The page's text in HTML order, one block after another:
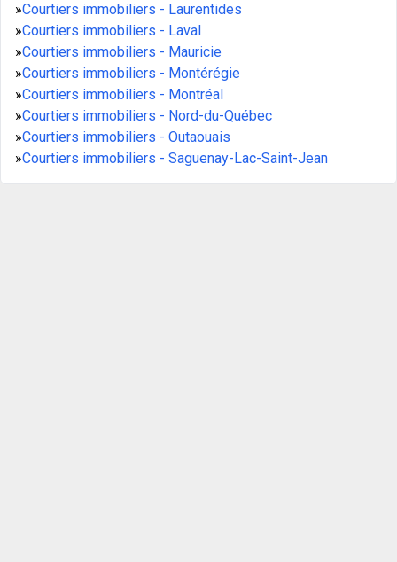
»Courtiers immobiliers - Laurentides
»Courtiers immobiliers - Laval
»Courtiers immobiliers - Mauricie
»Courtiers immobiliers - Montérégie
»Courtiers immobiliers - Montréal
»Courtiers immobiliers - Nord-du-Québec
»Courtiers immobiliers - Outaouais
»Courtiers immobiliers - Saguenay-Lac-Saint-Jean